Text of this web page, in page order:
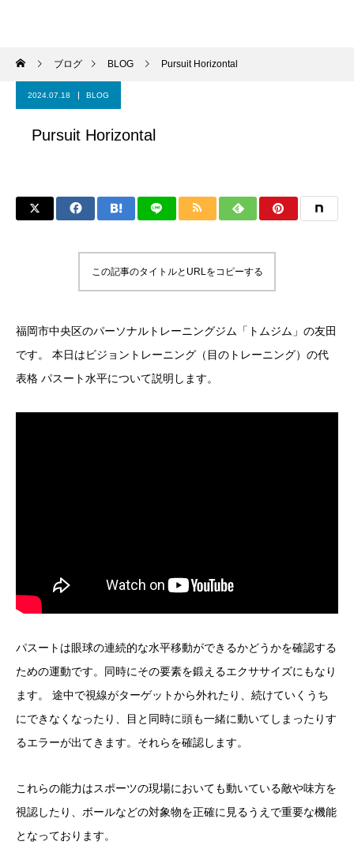
ブログ BLOG Pursuit Horizontal
2024.07.18 BLOG
Pursuit Horizontal
この記事のタイトルとURLをコピーする
福岡市中央区のパーソナルトレーニングジム「トムジム」の友田
です。 本日はビジョントレーニング（目のトレーニング）の代
表格 パスート水平について説明します。
パスートは眼球の連続的な水平移動ができるかどうかを確認する
ための運動です。同時にその要素を鍛えるエクササイズにもなり
ます。 途中で視線がターゲットから外れたり、続けていくうち
にできなくなったり、目と同時に頭も一緒に動いてしまったりす
るエラーが出てきます。それらを確認します。
これらの能力はスポーツの現場においても動いている敵や味方を
視認したり、ボールなどの対象物を正確に見るうえで重要な機能
となっております。